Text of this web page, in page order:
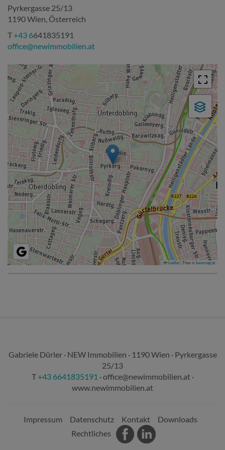
Pyrkergasse 25/13
1190 Wien, Österreich
T+43 6641835191
office@newimmobilien.at
Leaflet|Tiles ©basemap.at
Gabriele Dürler · NEW Immobilien · 1190 Wien · Pyrkergasse
25/13
T+43 6641835191 · office@newimmobilien.at·
www.newimmobilien.at
Impressum Datenschutz Kontakt
Downloads
Rechtliches